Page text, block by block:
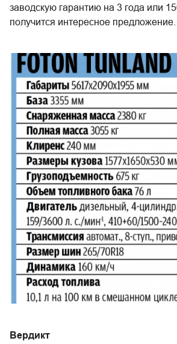
заводскую гарантию на 3 года или
получится интересное предложение.
Вердикт